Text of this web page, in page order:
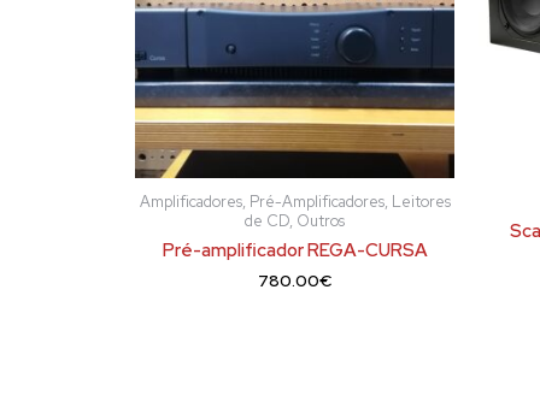
Amplificadores, Pré-Amplificadores, Leitores
de CD, Outros
Pré-amplificador REGA-CURSA
780.00€